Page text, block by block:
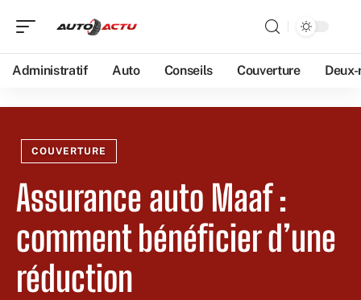
Administratif Auto Conseils Couverture
COUVERTURE
Assurance auto Maaf :
comment bénéficier d’une
réduction